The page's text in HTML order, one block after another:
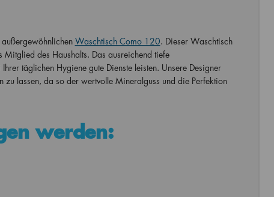
Waschtisch Como 120. Dieser Waschtisch
des Haushalts. Das ausreichend tiefe
täglichen Hygiene gute Dienste leisten. Unsere Designer
lassen, da so der wertvolle Mineralguss und die Perfektion
werden: